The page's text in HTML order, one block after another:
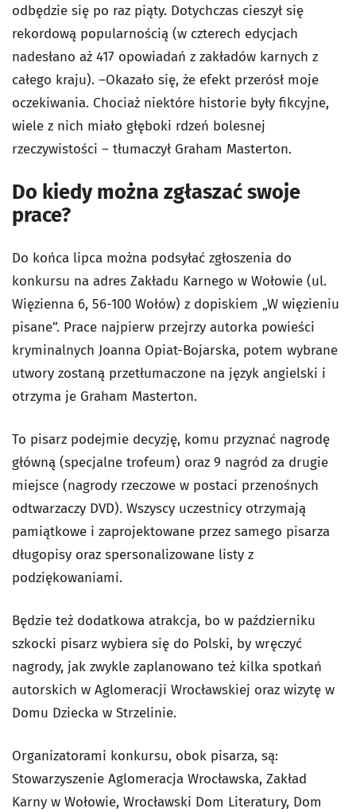
odbędzie się po raz piąty. Dotychczas cieszył się
rekordową popularnością (w czterech edycjach
nadesłano aż 417 opowiadań z zakładów karnych z
całego kraju). –Okazało się, że efekt przerósł moje
oczekiwania. Chociaż niektóre historie były fikcyjne,
wiele z nich miało głęboki rdzeń bolesnej
rzeczywistości – tłumaczył Graham Masterton.
Do kiedy można zgłaszać swoje
prace?
Do końca lipca można podsyłać zgłoszenia do
konkursu na adres Zakładu Karnego w Wołowie (ul.
Więzienna 6, 56-100 Wołów) z dopiskiem „W więzieniu
pisane”. Prace najpierw przejrzy autorka powieści
kryminalnych Joanna Opiat-Bojarska, potem wybrane
utwory zostaną przetłumaczone na język angielski i
otrzyma je Graham Masterton.
To pisarz podejmie decyzję, komu przyznać nagrodę
główną (specjalne trofeum) oraz 9 nagród za drugie
miejsce (nagrody rzeczowe w postaci przenośnych
odtwarzaczy DVD). Wszyscy uczestnicy otrzymają
pamiątkowe i zaprojektowane przez samego pisarza
długopisy oraz spersonalizowane listy z
podziękowaniami.
Będzie też dodatkowa atrakcja, bo w październiku
szkocki pisarz wybiera się do Polski, by wręczyć
nagrody, jak zwykle zaplanowano też kilka spotkań
autorskich w Aglomeracji Wrocławskiej oraz wizytę w
Domu Dziecka w Strzelinie.
Organizatorami konkursu, obok pisarza, są:
Stowarzyszenie Aglomeracja Wrocławska, Zakład
Karny w Wołowie, Wrocławski Dom Literatury, Dom